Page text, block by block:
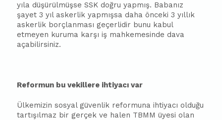
yıla düşürülmüşse SSK doğru yapmış. Babanız
şayet 3 yıl askerlik yapmışsa daha önceki 3 yıllık
askerlik borçlanması geçerlidir bunu kabul
etmeyen kuruma karşı iş mahkemesinde dava
açabilirsiniz.
Reformun bu vekillere ihtiyacı var
Ülkemizin sosyal güvenlik reformuna ihtiyacı olduğu
tartışılmaz bir gerçek ve halen TBMM üyesi olan